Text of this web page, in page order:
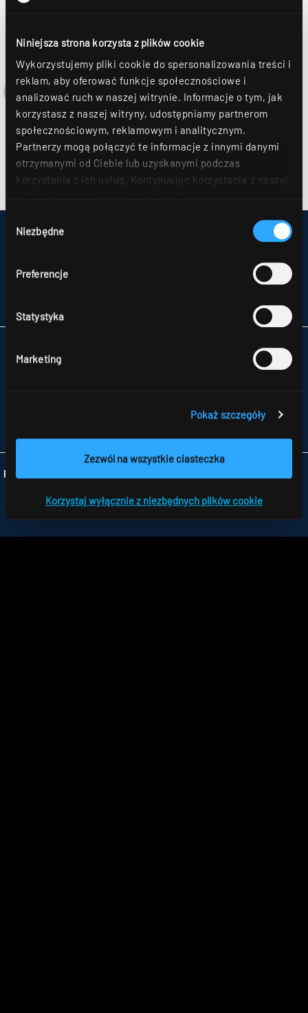
Niniejsza strona korzysta z plików cookie
Wykorzystujemy pliki cookie do spersonalizowania treści i
reklam, aby oferować funkcje społecznościowe i
analizować ruch w naszej witrynie. Informacje o tym, jak
korzystasz z naszej witryny, udostępniamy partnerom
społecznościowym, reklamowym i analitycznym.
Partnerzy mogą połączyć te informacje z innymi danymi
otrzymanymi od Ciebie lub uzyskanymi podczas
korzystania z ich usług. Kontynuując korzystanie z naszej
szczegóły można znaleźć w naszym
oświadczeniu o
zgody
Niezbędne
Preferencje
Statystyka
Marketing
Pokaż szczegóły
Zezwól na wszystkie ciasteczka
Korzystaj wyłącznie z niezbędnych plików cookie
IMPRESSUM
UWAGI DLA KONSUMENTÓW DOTYCZĄCE ROZSTRZYGANIA SPORÓW
NATOLIN,
Folgen Sie uns: